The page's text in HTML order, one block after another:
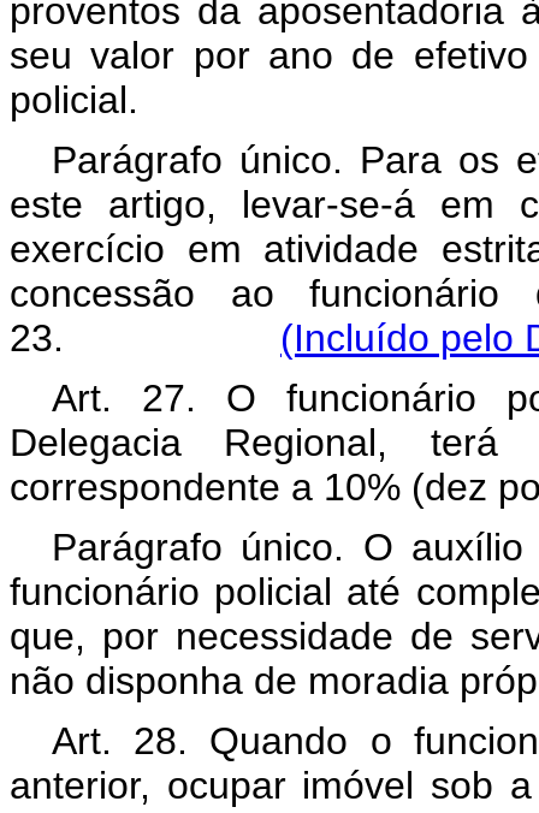
proventos da
seu valor por ano de
policial.
Parágrafo único. Para os
este artigo, levar-se-á em
exercício em atividade
concessão ao
23. (Incluído pelo
Art. 27. O funcionário
Delegacia Regional,
correspondente a 10% (dez
Parágrafo único. O
funcionário policial até
que, por necessidade de
não disponha de moradia
Art. 28. Quando o
anterior, ocupar imóvel sob